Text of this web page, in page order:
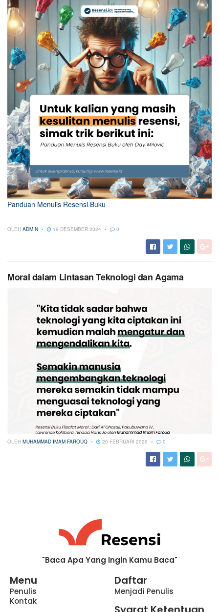
Panduan Menulis Resensi Buku
OLEH ADMIN 19 DESEMBER 2024 0
Moral dalam Lintasan Teknologi dan Agama
OLEH MUHAMMAD IMAM FAROUQ 20 FEBRUARI 2026 0
"Baca Apa Yang Ingin Kamu Baca"
Menu
Penulis
Kontak
Daftar
Menjadi Penulis